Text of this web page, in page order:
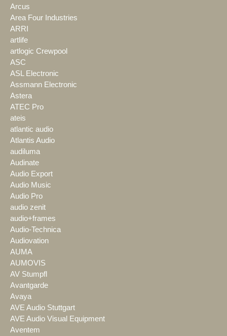
Arcus
Area Four Industries
ARRI
artlife
artlogic Crewpool
ASC
ASL Electronic
Assmann Electronic
Astera
ATEC Pro
ateis
atlantic audio
Atlantis Audio
audiluma
Audinate
Audio Export
Audio Music
Audio Pro
audio zenit
audio+frames
Audio-Technica
Audiovation
AUMA
AUMOVIS
AV Stumpfl
Avantgarde
Avaya
AVE Audio Stuttgart
AVE Audio Visual Equipment
Aventem